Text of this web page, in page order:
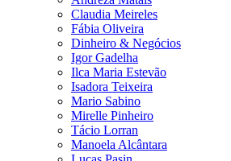
Claudia Meireles
Fábia Oliveira
Dinheiro & Negócios
Igor Gadelha
Ilca Maria Estevão
Isadora Teixeira
Mario Sabino
Mirelle Pinheiro
Tácio Lorran
Manoela Alcântara